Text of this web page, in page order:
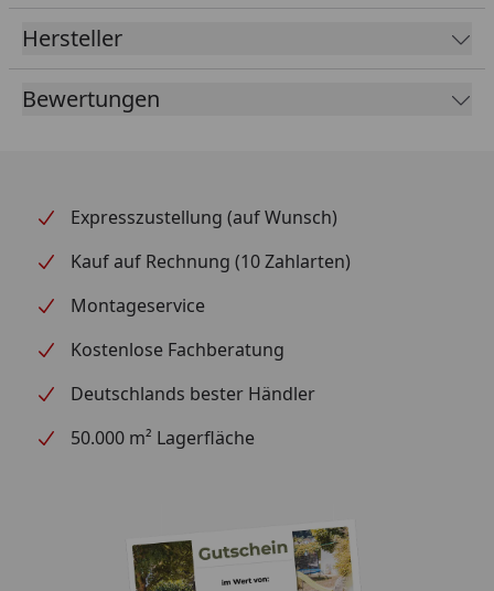
Hersteller
Bewertungen
Expresszustellung (auf Wunsch)
Kauf auf Rechnung (10 Zahlarten)
Montageservice
Kostenlose Fachberatung
Deutschlands bester Händler
50.000 m² Lagerfläche